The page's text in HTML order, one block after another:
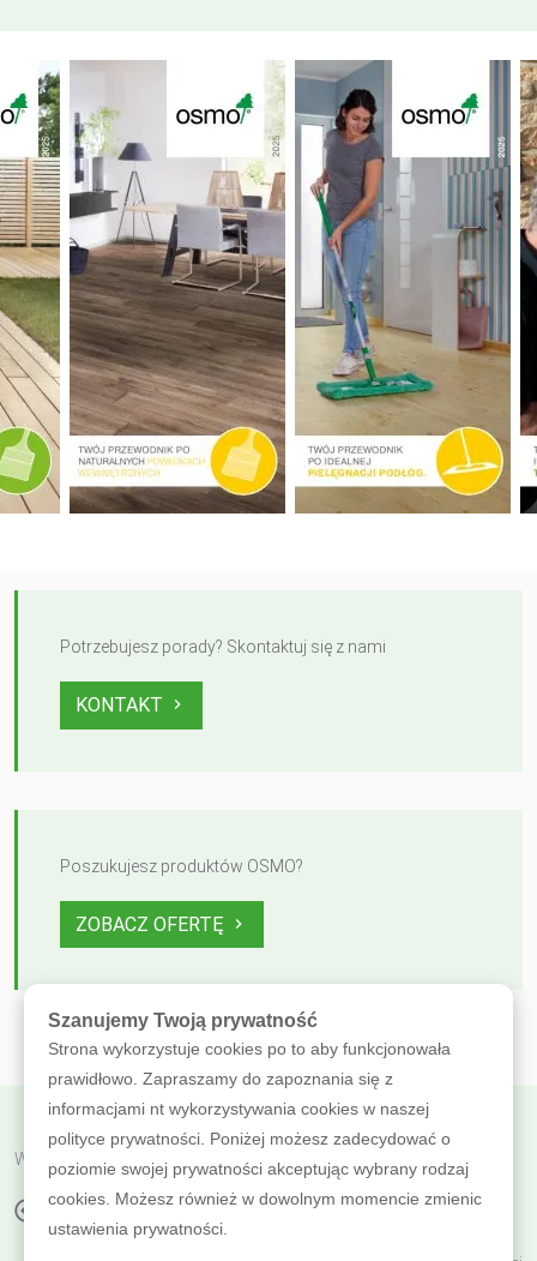
Potrzebujesz porady? Skontaktuj się z nami
KONTAKT
Poszukujesz produktów OSMO?
ZOBACZ OFERTĘ
Wróć do poprzedniej
NÓŻ OSMO
Szanujemy Twoją prywatność
Strona wykorzystuje cookies po to aby funkcjonowała
prawidłowo. Zapraszamy do zapoznania się z
informacjami nt wykorzystywania cookies w naszej
polityce prywatności. Poniżej możesz zadecydować o
poziomie swojej prywatności akceptując wybrany rodzaj
cookies. Możesz również w dowolnym momencie zmienic
ustawienia prywatności.